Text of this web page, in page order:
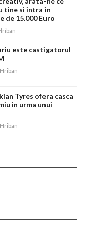
tine si intra in
de 15.000 Euro
este castigatorul
Tyres ofera casca
in urma unui